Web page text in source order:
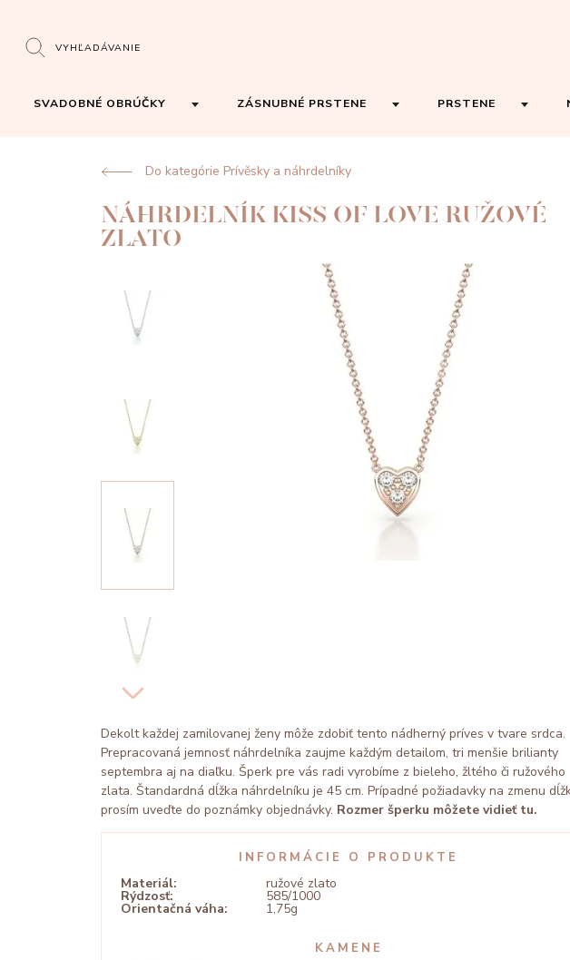
VYHĽADÁVANIE
SVADOBNÉ OBRÚČKY ZÁSNUBNÉ PRSTENE PRSTENE
Do kategórie Prívěsky a náhrdelníky
NÁHRDELNÍK KISS OF LOVE RUŽOVÉ
ZLATO
Dekolt každej zamilovanej ženy môže zdobiť tento nádherný príves v tvare srdca.
Prepracovaná jemnosť náhrdelníka zaujme každým detailom, tri menšie brilianty
septembra aj na diaľku. Šperk pre vás radi vyrobíme z bieleho, žltého či ružového
zlata. Štandardná dĺžka náhrdelníku je 45 cm. Prípadné požiadavky na zmenu
prosím uveďte do poznámky objednávky. Rozmer šperku môžete vidieť tu.
INFORMÁCIE O PRODUKTE
Materiál: ružové zlato
Rýdzosť: 585/1000
Orientačná váha: 1,75g
KAMENE